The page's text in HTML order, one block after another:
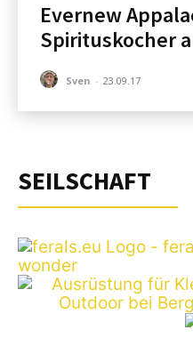
Evernew
Spirituskocher
Sven - 23.09.17
SEILSCHAFT